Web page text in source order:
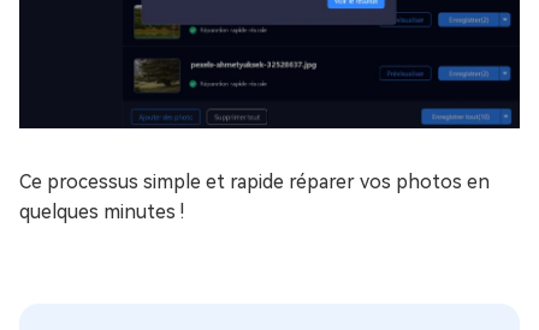
Ce processus simple et rapide réparer vos photos en
quelques minutes !